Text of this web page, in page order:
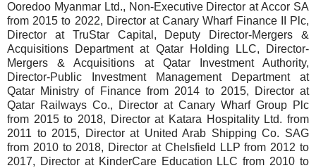
Ooredoo Myanmar Ltd., Non-Executive Director at Accor SA
from 2015 to 2022, Director at Canary Wharf Finance II Plc,
Director at TruStar Capital, Deputy Director-Mergers &
Acquisitions Department at Qatar Holding LLC, Director-
Mergers & Acquisitions at Qatar Investment Authority,
Director-Public Investment Management Department at
Qatar Ministry of Finance from 2014 to 2015, Director at
Qatar Railways Co., Director at Canary Wharf Group Plc
from 2015 to 2018, Director at Katara Hospitality Ltd. from
2011 to 2015, Director at United Arab Shipping Co. SAG
from 2010 to 2018, Director at Chelsfield LLP from 2012 to
2017, Director at KinderCare Education LLC from 2010 to